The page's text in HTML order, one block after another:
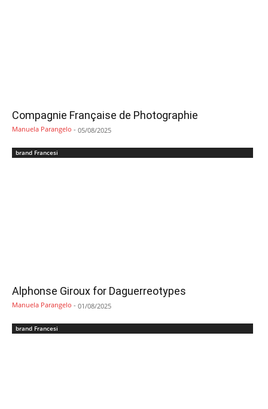
Compagnie Française de Photographie
Manuela Parangelo - 05/08/2025
brand Francesi
Alphonse Giroux for Daguerreotypes
Manuela Parangelo - 01/08/2025
brand Francesi